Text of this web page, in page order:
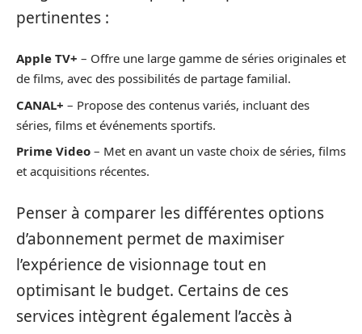
pertinentes :
Apple TV+ – Offre une large gamme de séries originales et
de films, avec des possibilités de partage familial.
CANAL+ – Propose des contenus variés, incluant des
séries, films et événements sportifs.
Prime Video – Met en avant un vaste choix de séries, films
et acquisitions récentes.
Penser à comparer les différentes options
d’abonnement permet de maximiser
l’expérience de visionnage tout en
optimisant le budget. Certains de ces
services intègrent également l’accès à